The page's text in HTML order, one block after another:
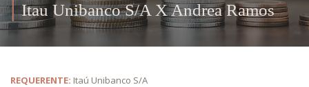
Itau Unibanco S/A X Andrea Ramos
REQUERENTE: Itaú Unibanco S/A